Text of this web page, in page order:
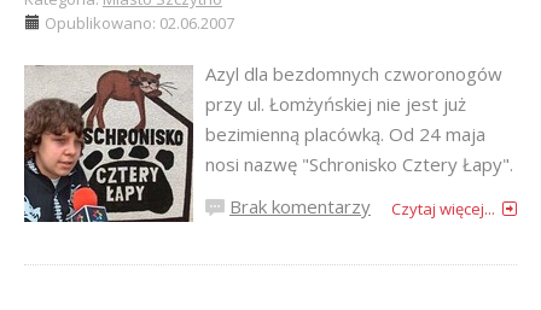
Opublikowano: 02.06.2007
Azyl dla bezdomnych czworonogów
przy ul. Łomżyńskiej nie jest już
bezimienną placówką. Od 24 maja
nosi nazwę "Schronisko Cztery Łapy".
Brak komentarzy
Czytaj więcej...